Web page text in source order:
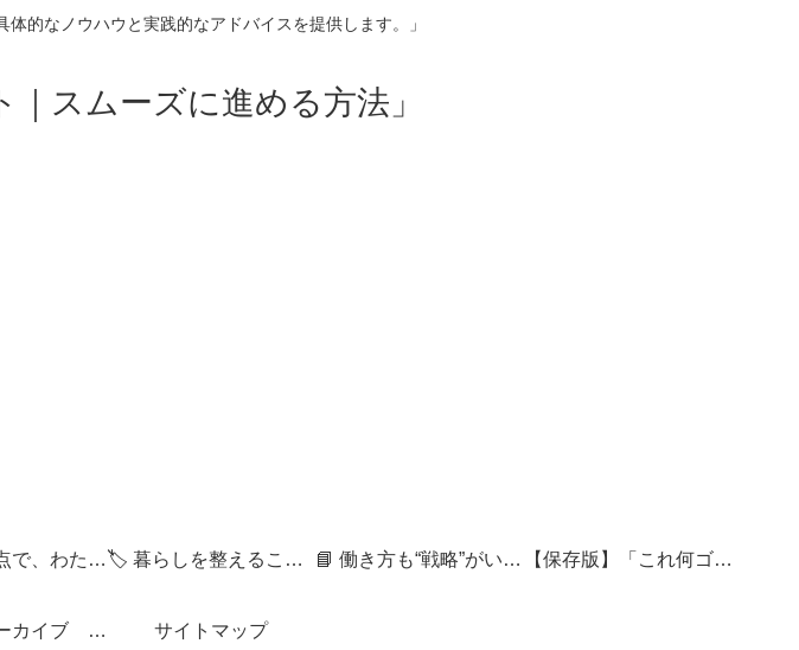
的なノウハウと実践的なアドバイスを提供します。」
｜スムーズに進める方法」
記録の交差点で、わたしを編みなおす 🏷 暮らしを整えることは、未来を編むこと 📘 働き方も“戦略”がいる──セカンドキャリアを組み直す50代の記録 【保存版】「これ何ゴミ？」で迷ったら｜捨てづらさをスコアで見える化する処分ガイド
過去記事アーカイブ 「思い立ったが吉日ぶろぐ」 ブログの内容 一覧 リンク集 サイトマップ